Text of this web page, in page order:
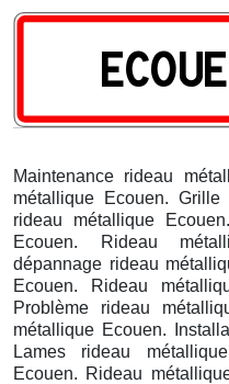
Maintenance rideau
métallique Ecouen.
rideau métallique
Ecouen. Rideau
dépannage rideau
Ecouen. Rideau
Problème rideau
métallique Ecouen.
Lames rideau
Ecouen. Rideau